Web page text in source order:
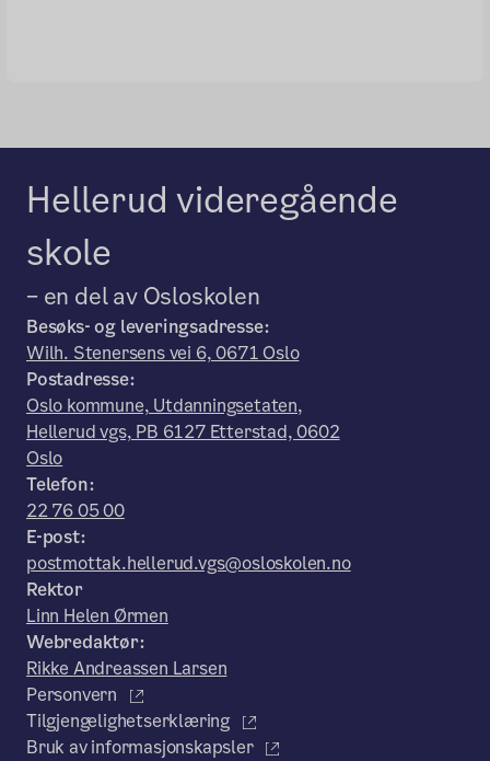
Hellerud videregående
skole
– en del av Osloskolen
Besøks- og leveringsadresse:
Wilh. Stenersens vei 6, 0671 Oslo
Postadresse:
Oslo kommune, Utdanningsetaten,
Hellerud vgs, PB 6127 Etterstad, 0602
Oslo
Telefon:
22 76 05 00
E-post:
postmottak.hellerud.vgs@osloskolen.no
Rektor
Linn Helen Ørmen
Webredaktør:
Rikke Andreassen Larsen
Personvern
Tilgjengelighetserklæring
Bruk av informasjonskapsler